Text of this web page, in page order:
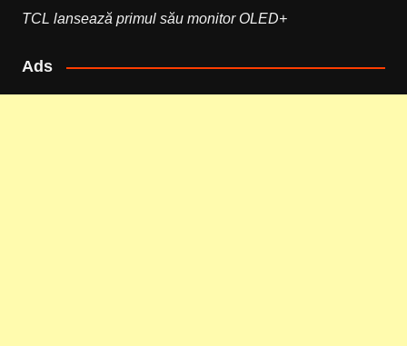
TCL lansează primul său monitor OLED+
Ads